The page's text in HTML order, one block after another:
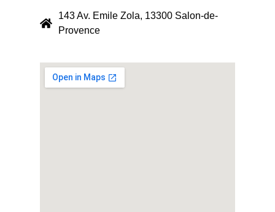
143 Av. Emile Zola, 13300 Salon-de-
Provence